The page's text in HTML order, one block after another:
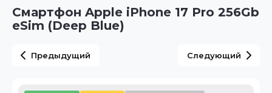
Смартфон Apple iPhone 17 Pro 256Gb
eSim (Deep Blue)
Предыдущий Следующий